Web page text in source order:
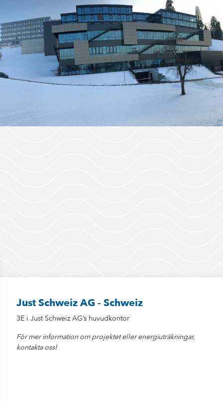
Just Schweiz AG - Schweiz
3E i Just Schweiz AG’s huvudkontor
För mer information om projektet eller energiuträkningar,
kontakta oss!